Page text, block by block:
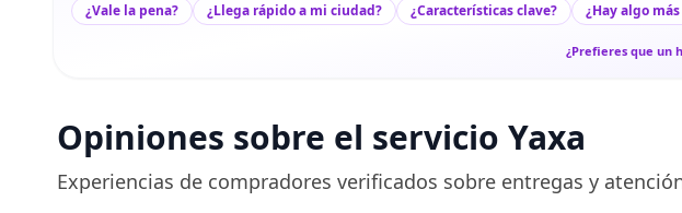
¿Vale la pena? ¿Llega rápido a mi ciudad? ¿Características clave? ¿Hay algo
¿Prefieres que un
Opiniones sobre el servicio Yaxa
Experiencias de compradores verificados sobre entregas y